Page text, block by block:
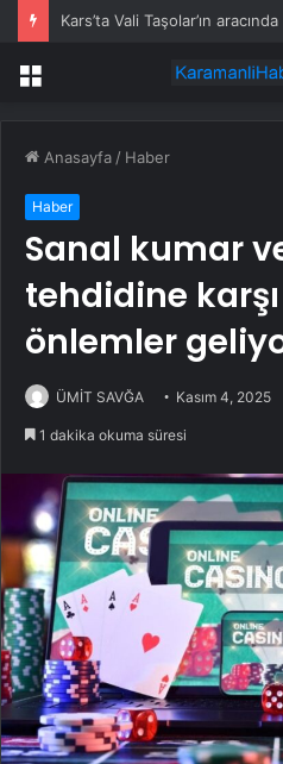
Kars’ta Vali Taşolar’ın
Menü
Anasayfa / Haber
Haber
Sanal kumar
tehdidine
önlemler
ÜMİT SAVĞA Kasım 4, 2025
1 dakika okuma süresi